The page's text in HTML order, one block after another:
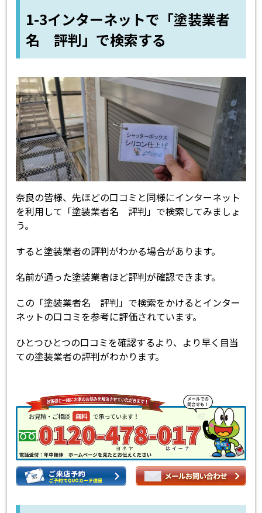
1-3インターネットで「塗装業者
名 評判」で検索する
奈良の皆様、先ほどの口コミと同様にインターネット
を利用して「塗装業者名 評判」で検索してみましょ
う。
すると塗装業者の評判がわかる場合があります。
名前が通った塗装業者ほど評判が確認できます。
この「塗装業者名 評判」で検索をかけるとインター
ネットの口コミを参考に評価されています。
ひとつひとつの口コミを確認するより、より早く目当
ての塗装業者の評判がわかります。